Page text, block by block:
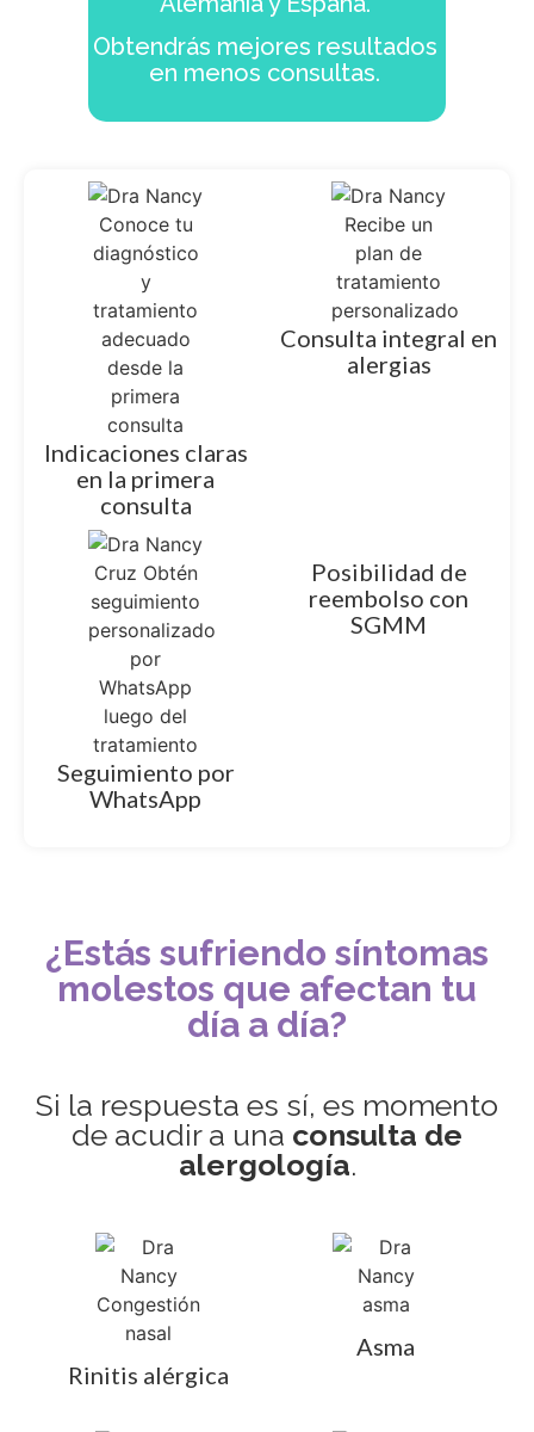
Obtendrás mejores resultados
en menos consultas.
Indicaciones claras
en la primera
consulta
Consulta integral en
alergias
Seguimiento por
WhatsApp
Posibilidad de
reembolso con
SGMM
¿Estás sufriendo síntomas
molestos que afectan tu
día a día?
Si la respuesta es sí, es momento
de acudir a una consulta de
alergología.
Rinitis alérgica
Asma